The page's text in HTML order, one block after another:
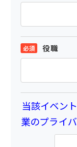
役職
当該イベン
業のプライ